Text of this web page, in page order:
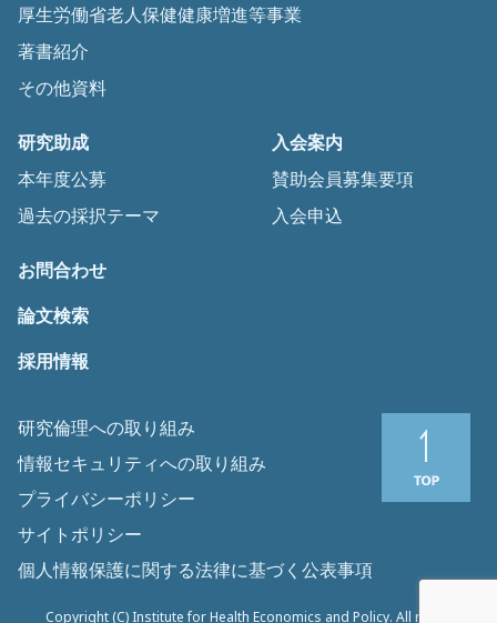
厚生労働省老人保健健康増進等事業
著書紹介
その他資料
研究助成
本年度公募
過去の採択テーマ
入会案内
賛助会員募集要項
入会申込
お問合わせ
論文検索
採用情報
研究倫理への取り組み
情報セキュリティへの取り組み
プライバシーポリシー
サイトポリシー
個人情報保護に関する法律に基づく公表事項
Copyright (C) Institute for Health Economics and Policy. All rights